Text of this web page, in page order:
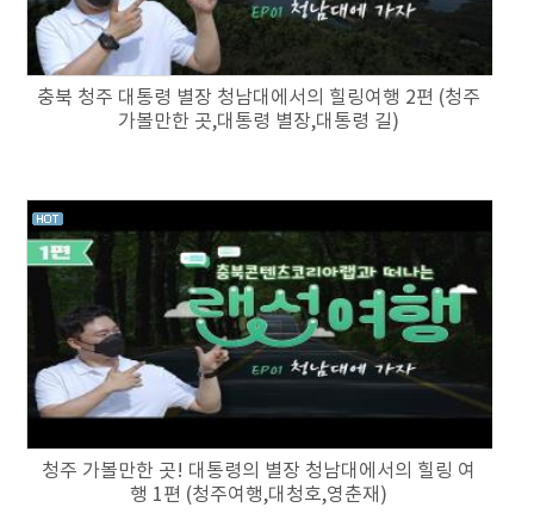
충북 청주 대통령 별장 청남대에서의 힐링여행 2편 (청주
가볼만한 곳,대통령 별장,대통령 길)
청주 가볼만한 곳! 대통령의 별장 청남대에서의 힐링 여
행 1편 (청주여행,대청호,영춘재)